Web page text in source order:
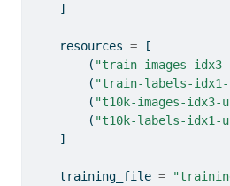
    ]
    resources
= [
        (
"train-images-
        (
"train-labels-idx1-
        (
"t10k-images-idx3-
        (
"t10k-labels-idx1-
    ]
    training_file
=